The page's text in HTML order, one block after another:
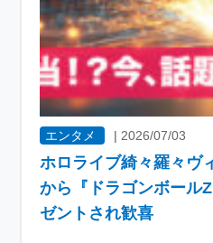
エンタメ | 2026/07/03
ホロライブ綺々羅々ヴ
から『ドラゴンボール
ゼントされ歓喜